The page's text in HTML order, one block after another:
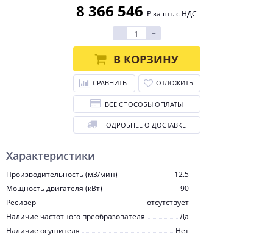
Характеристики
Производительность (м3/мин)
12.5
Мощность двигателя (кВт)
90
Ресивер
отсутствует
Наличие частотного преобразователя
Да
Наличие осушителя
Нет
8 366 546 ₽ за шт. с НДС
-
+
В КОРЗИНУ
СРАВНИТЬ ОТЛОЖИТЬ
ВСЕ СПОСОБЫ ОПЛАТЫ
ПОДРОБНЕЕ О ДОСТАВКЕ